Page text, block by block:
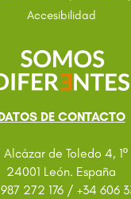
Accesibilidad
DE CONTACTO
de Toledo 4, 1º
24001 León. España
272 176 / +34 606